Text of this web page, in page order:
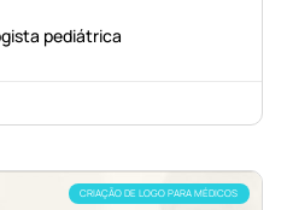
pediátrica
CRIAÇÃO DE LOGO PARA MÉDICOS